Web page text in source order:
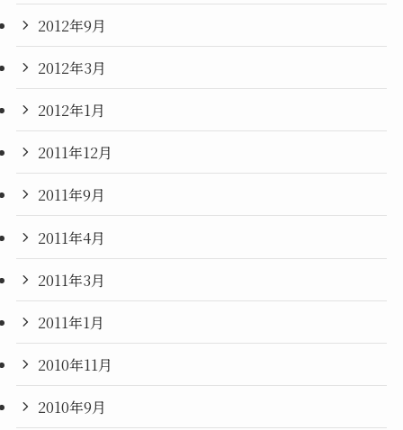
2012年9月
2012年3月
2012年1月
2011年12月
2011年9月
2011年4月
2011年3月
2011年1月
2010年11月
2010年9月